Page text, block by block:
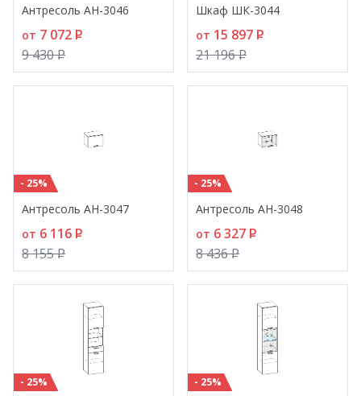
Антресоль АН-3046
от 7 072 P
9 430P
Шкаф ШК-3044
от 15 897 P
21 196P
- 25%
Антресоль АН-3047
от 6 116 P
8 155P
- 25%
Антресоль АН-3048
от 6 327 P
8 436P
- 25% - 25%